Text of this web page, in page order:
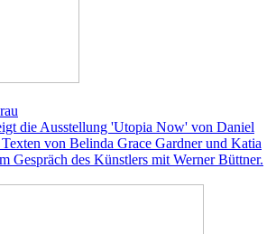
die Ausstellung 'Utopia Now' von Daniel
von Belinda Grace Gardner und Katia
Gespräch des Künstlers mit Werner Büttner.